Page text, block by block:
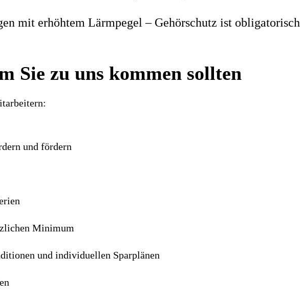
mit erhöhtem Lärmpegel – Gehörschutz ist obligatorisch
Sie zu uns kommen sollten
und fördern
Minimum
und individuellen Sparplänen